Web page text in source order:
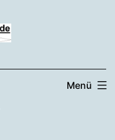
Menü